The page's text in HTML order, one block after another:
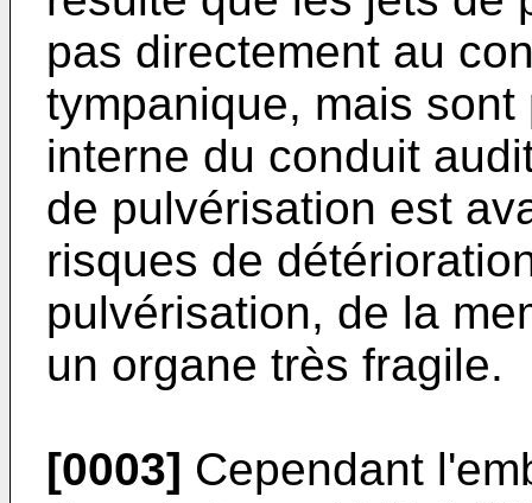
pas directement au
tympanique, mais
interne du conduit
de pulvérisation est
risques de
pulvérisation, de la
un organe très fragile.
[0003] Cependant